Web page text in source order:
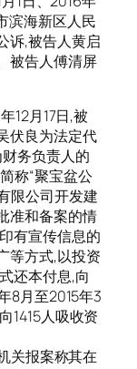
滨海新区人民
诉,被告人黄启
被告人傅清屏
12月17日,被
伏良为法定代
务负责人的
称“聚宝盆公
限公司开发建
准和备案的情
有宣传信息的
等方式,以投资
还本付息,向
8月至2015年3
1415人吸收资
关报案称其在